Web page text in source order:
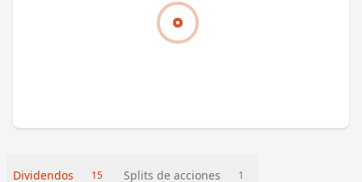
Dividendos 15 Splits de acciones 1